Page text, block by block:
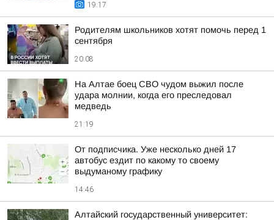
19:17
Родителям школьников хотят помочь перед 1
сентября
20:08
На Алтае боец СВО чудом выжил после
удара молнии, когда его преследовал
медведь
21:19
От подписчика. Уже несколько дней 17
автобус ездит по какому то своему
выдуманому графику
14:46
Алтайский государственный университет: